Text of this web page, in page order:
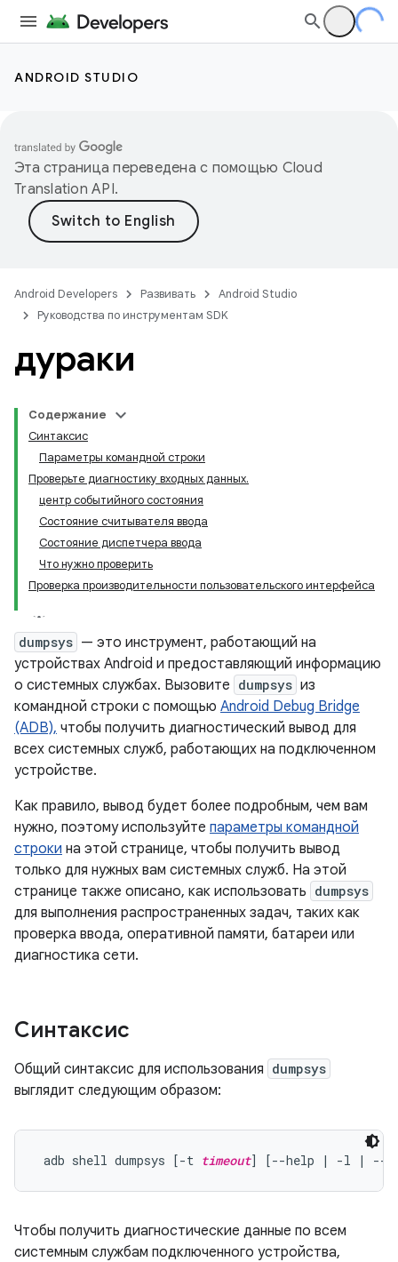
ANDROID STUDIO
Эта страница переведена с помощью Cloud
Translation API.
Android Developers Развивать
Android Studio
Руководства по инструментам SDK
дураки
Содержание
Синтаксис
Параметры командной строки
Проверьте диагностику входных данных.
центр событийного состояния
Состояние считывателя ввода
Состояние диспетчера ввода
Что нужно проверить
Проверка производительности пользовательского интерфейса
dumpsys — это инструмент, работающий на
устройствах Android и предоставляющий информацию
о системных службах. Вызовите dumpsys из
командной строки с помощью Android Debug Bridge
(ADB), чтобы получить диагностический вывод для
всех системных служб, работающих на подключенном
устройстве.
Как правило, вывод будет более подробным, чем вам
нужно, поэтому используйте параметры командной
строки на этой странице, чтобы получить вывод
только для нужных вам системных служб. На этой
странице также описано, как использовать dumpsys
для выполнения распространенных задач, таких как
проверка ввода, оперативной памяти, батареи или
диагностика сети.
Синтаксис
Общий синтаксис для использования dumpsys
выглядит следующим образом:
adb shell dumpsys [-t timeout] [--help | -l | --
Чтобы получить диагностические данные по всем
системным службам подключенного устройства,